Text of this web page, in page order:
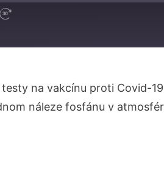
na vakcínu proti Covid-
náleze fosfánu v